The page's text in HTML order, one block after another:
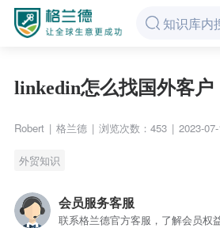
linkedin怎么找国外客户
Robert | 格兰德 | 浏览次数：453 | 2023-
外贸知识
会员服务客服
联系格兰德官方客服，了解会员权